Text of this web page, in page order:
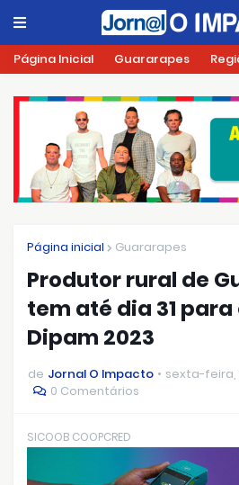
Página Inicial Guararapes
Página inicial Guararapes
Produtor rural de
tem até dia 31
Dipam 2023
de Jornal O Impacto
sexta-feira,
0 Comentários
SICOOB COOPCRED